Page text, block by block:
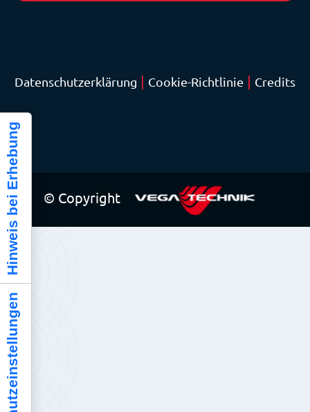
Datenschutzerklärung Cookie-Richtlinie Credits
© Copyright
Hinweis bei Erhebung